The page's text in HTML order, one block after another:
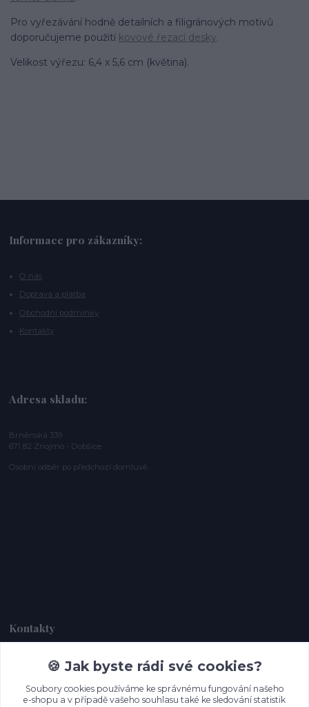
Pro vyřezávání hodně detailních a filigránových motivů
doporučujeme použití kovové řezací desky.
Velikost výřezu: 6,4 x 5,6 cm (květina).
Informace pro zákazníky:
O nás
Doprava a platba
Obchodní podmínky
Kontakty
Adresa skladu:
Brněnská 339
671 82 Znojmo - Dobšice
Osobní odběr po předchozí domluvě.
Kontakty
Dagmar Handlová
+420 734 380 930
(Po-Ne, 8-20 hod.)
🍪 Jak byste rádi své cookies?
Soubory cookies používáme ke správnému fungování našeho
e-shopu a v případě vašeho souhlasu také ke sledování statistik